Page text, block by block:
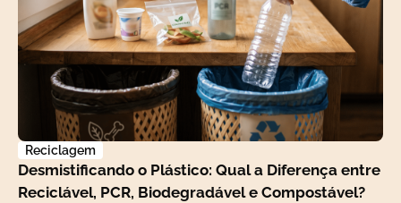
Reciclagem
Desmistificando o Plástico: Qual a Diferença entre
Reciclável, PCR, Biodegradável e Compostável?